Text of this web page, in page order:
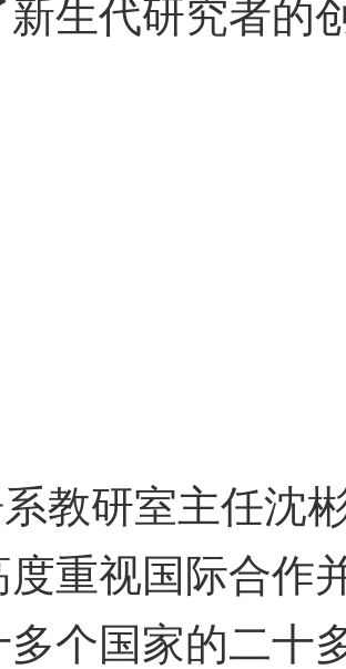
新生代研究者的
教研室主任沈
度重视国际合作
多个国家的二十